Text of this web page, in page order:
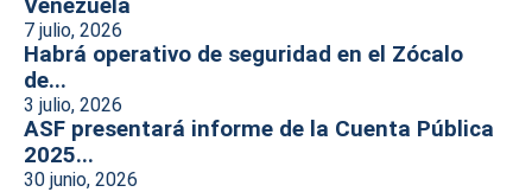
Venezuela
7 julio, 2026
Habrá operativo de seguridad en el Zócalo
de...
3 julio, 2026
ASF presentará informe de la Cuenta Pública
2025...
30 junio, 2026